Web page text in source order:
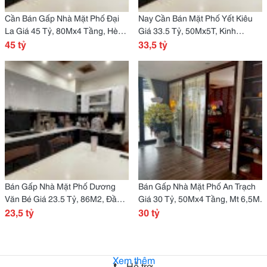
Cần Bán Gấp Nhà Mặt Phố Đại
La Giá 45 Tỷ, 80Mx4 Tầng, Hè
6M
45 tỷ
Nay Cần Bán Mặt Phố Yết Kiêu
Giá 33.5 Tỷ, 50Mx5T, Kinh
Doanh Cực Tốt
33,5 tỷ
Bán Gấp Nhà Mặt Phố Dương
Văn Bé Giá 23.5 Tỷ, 86M2, Đầu
Tư Xd
23,5 tỷ
Bán Gấp Nhà Mặt Phố An Trạch
Giá 30 Tỷ, 50Mx4 Tầng, Mt 6,5M.
30 tỷ
Xem thêm